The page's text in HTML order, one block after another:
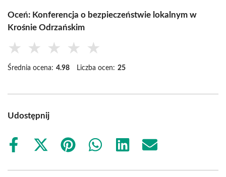
Oceń: Konferencja o bezpieczeństwie lokalnym w
Krośnie Odrzańskim
★ ★ ★ ★ ★
Średnia ocena: 4.98 Liczba ocen: 25
Udostępnij
Share
Share
(Twitter)
Share
Share
Share
Share